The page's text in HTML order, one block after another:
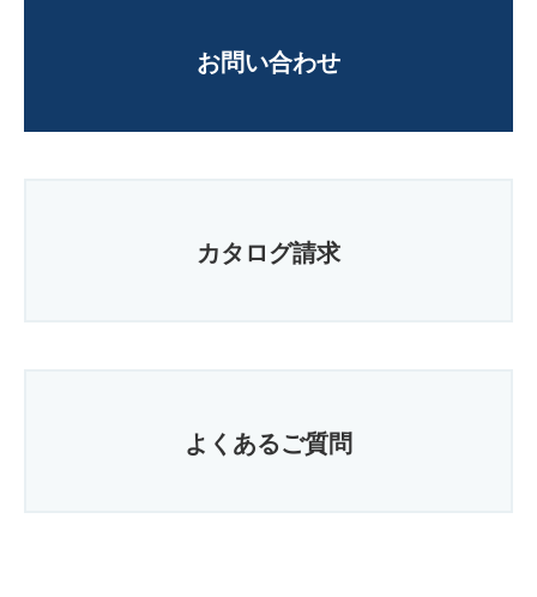
お問い合わせ
カタログ請求
よくあるご質問